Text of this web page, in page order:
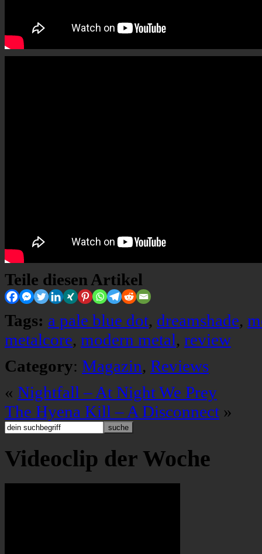
Teile diesen Artikel
Tags: a pale blue dot, dreamshade,
metalcore, modern metal, review
Category: Magazin, Reviews
« Nightfall – At Night We Prey
The Hyena Kill – A Disconnect »
Videoclip der Woche